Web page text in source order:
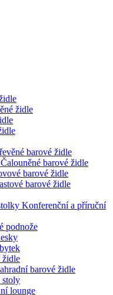
židle
barové židle
Čalouněné barové židle
barové židle
barové židle
Konferenční a příruční
podnože
židle
barové židle
stoly
lounge